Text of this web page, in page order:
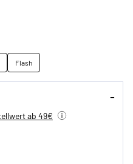
Flash
ab 49€